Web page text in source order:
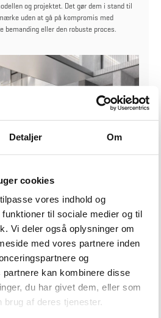
Detaljer Om
cookies
vores indhold og
til sociale medier og til
Vi deler også oplysninger om
med vores partnere inden
og
kan kombinere disse
du har givet dem, eller som
brug af deres tjenester.
og projektet. Det gør dem i stand til
uden at gå på kompromis med
bemanding eller den robuste proces.
Signe Primdal Lyndrup siger:
modige og har i høj grad vist, at de er
og tillidsfuldt samarbejde. Generelt har
vores samarbejdsmodel. Der har været